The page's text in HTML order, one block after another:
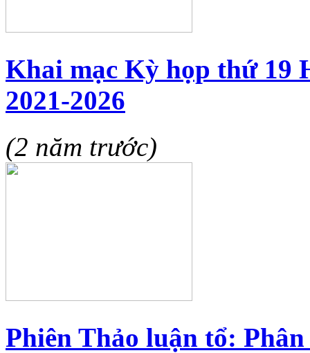
Khai mạc Kỳ họp thứ 19
2021-2026
(2 năm trước)
Phiên Thảo luận tổ: